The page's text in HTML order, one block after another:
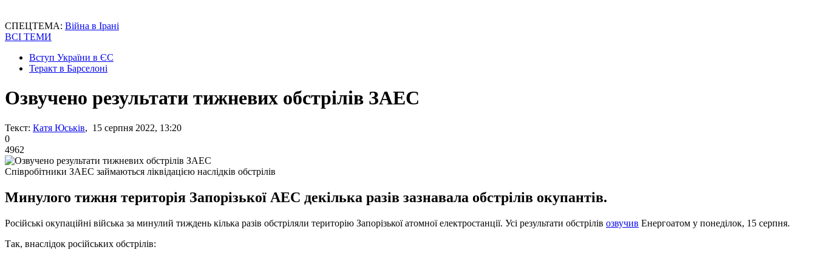
СПЕЦТЕМА: Війна в Ірані
ВСІ ТЕМИ
Вступ України в ЄС
Теракт в Барселоні
Озвучено результати тижневих обстрілів ЗАЕС
Текст: Катя Юськів, 15 серпня 2022, 13:20
0
4962
Співробітники ЗАЕС займаються ліквідацією наслідків обстрілів
Минулого тижня територія Запорізької АЕС декілька разів зазнавала обстрілів окупантів.
Російські окупаційні війська за минулий тиждень кілька разів обстріляли територію Запорізької атомної електростанції. Усі результати обстрілів озвучив Енергоатом у понеділок, 15 серпня.
Так, внаслідок російських обстрілів: